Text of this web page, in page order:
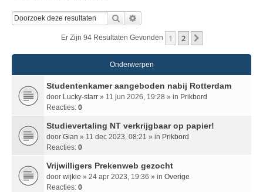
Zoek
Er Zijn 94 Resultaten Gevonden 1 2
Onderwerpen
Studentenkamer aangeboden nabij Rotterdam
door Lucky-starr » 11 jun 2026, 19:28 » in Prikbord
Reacties: 0
Studievertaling NT verkrijgbaar op papier!
door Gian » 11 dec 2023, 08:21 » in Prikbord
Reacties: 0
Vrijwilligers Prekenweb gezocht
door wijkie » 24 apr 2023, 19:36 » in Overige
Reacties: 0